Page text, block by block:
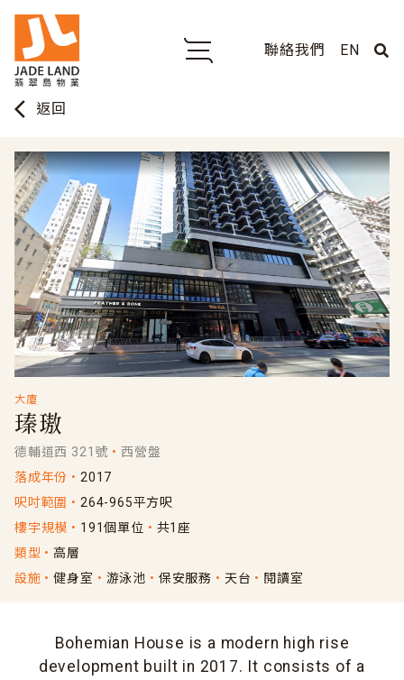
聯絡我們 EN
arrow_back_ios 返回
大廈
瑧璈
德輔道西 321號
西營盤
落成年份
2017
呎吋範圍
264-965平方呎
樓宇規模
191個單位
共1座
類型
高層
設施
健身室 游泳池 保安服務 天台 閱讀室
Bohemian House is a modern high rise
development built in 2017. It consists of a